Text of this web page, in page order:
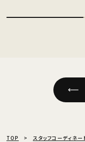
TOP スタッフコーディネー